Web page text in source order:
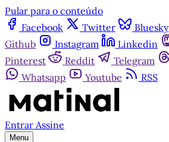
Pular para o conteúdo
Facebook
Twitter Bluesky
Github
Instagram Linkedin
Pinterest
Reddit Telegram
Whatsapp
Youtube RSS
Entrar Assine
Menu